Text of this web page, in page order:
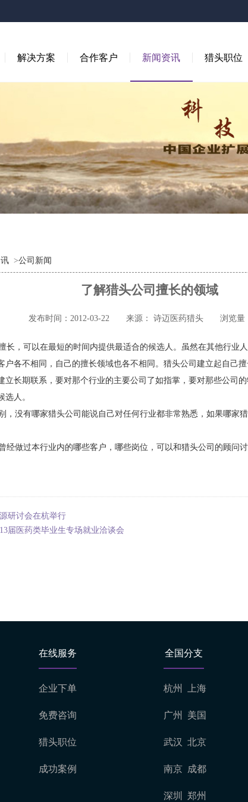
解决方案 合作客户 新闻资讯 猎头职位
>公司新闻
了解猎头公司擅长的领域
发布时间：2012-03-22 来源： 诗迈医药猎头 浏览量
，可以在最短的时间内提供最适合的候选人。虽然在其他行业
户各不相同，自己的擅长领域也各不相同。猎头公司建立起自己
立长期联系，要对那个行业的主要公司了如指掌，要对那些公司
选人。
没有哪家猎头公司能说自己对任何行业都非常熟悉，如果哪家
做过本行业内的哪些客户，哪些岗位，可以和猎头公司的顾问
研讨会在杭举行
届医药类毕业生专场就业洽谈会
在线服务
企业下单
免费咨询
猎头职位
成功案例
全国分支
杭州 上海
广州 美国
武汉 北京
南京 成都
深圳 郑州